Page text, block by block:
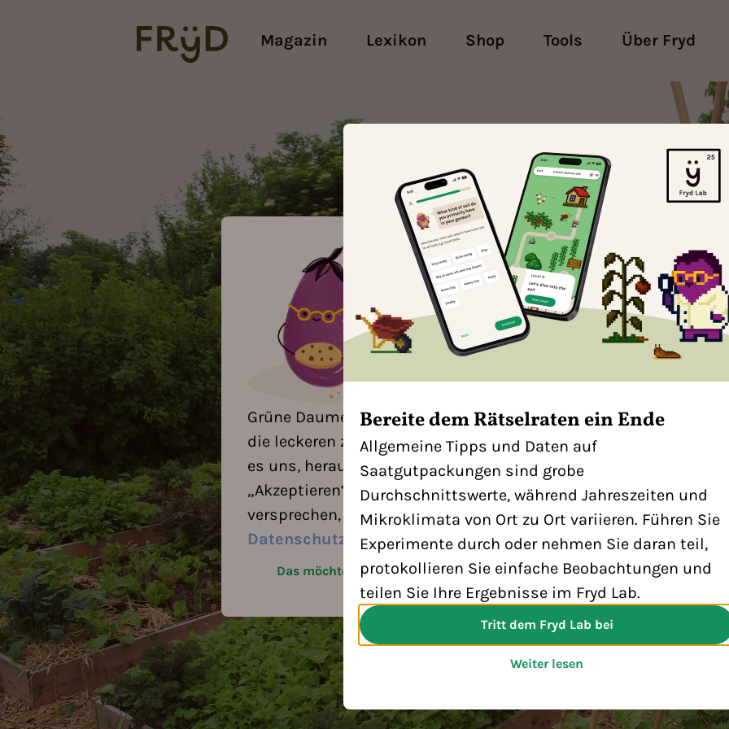
Möchtest du einen
Cookie?
Grüne Daumen, aufgepasst! Wir setzen auf unserer Webseite
die leckeren zum Vernaschen, sondern die digitalen Helferlein.
es uns, herauszufinden, wie unsere Webseite genutzt wird.
„Akzeptieren“ klickt, freuen sich unsere virtuellen Gartenzwerge
versprechen, eure Daten wie ihre eigene Gießkanne zu hüten. In
Datenschutzbestimmungenfindet ihr weitere Informationen.
Das möchte ich nicht
Magazin Lexikon Shop Tools Über Fryd
Bereite dem Rätselraten ein Ende
Allgemeine Tipps und Daten auf
Saatgutpackungen sind grobe
Durchschnittswerte, während Jahreszeiten und
Mikroklimata von Ort zu Ort variieren. Führen Sie
Experimente durch oder nehmen Sie daran teil,
protokollieren Sie einfache Beobachtungen und
teilen Sie Ihre Ergebnisse im Fryd Lab.
Tritt dem Fryd Lab bei
Weiter lesen